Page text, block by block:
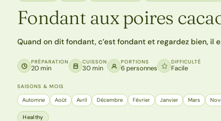
Fondant aux poires
Quand on dit fondant, c’est fondant et regardez bien, il
PRÉPARATION
20 min
CUISSON
30 min
PORTIONS
6 personnes
DIFFICULTÉ
Facile
SAISONS & MOIS
Automne Août Avril Décembre Février Janvier Mars
Healthy